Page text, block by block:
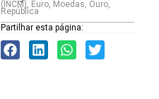
(INCM), Euro, Moedas, Ouro,
República
Partilhar esta página: